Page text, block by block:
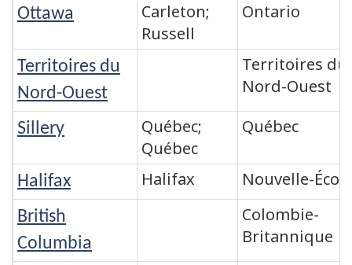
Ottawa
Carleton;
Russell
Ontario
Territoires du
Nord-Ouest
Territoires du
Nord-Ouest
Sillery
Québec;
Québec
Québec
Halifax Halifax Nouvelle-
British
Columbia
Colombie-
Britannique